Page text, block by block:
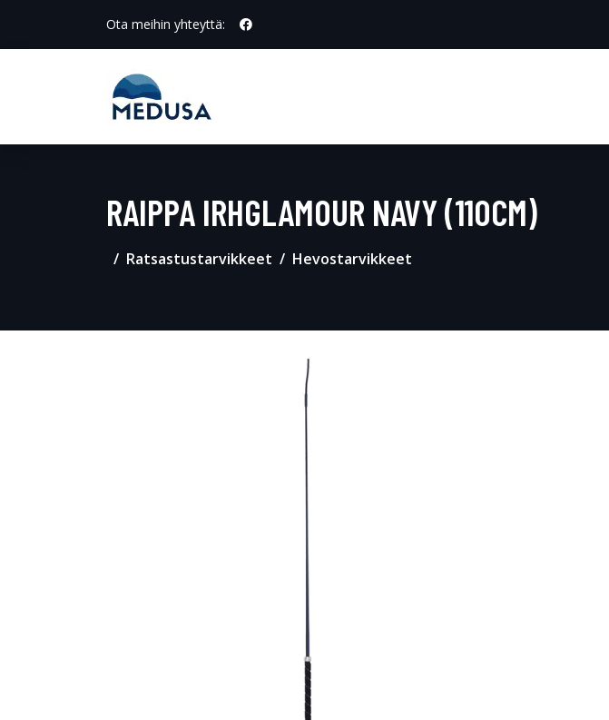
Ota meihin yhteyttä:
RAIPPA IRHGLAMOUR NAVY (110CM)
Ratsastustarvikkeet Hevostarvikkeet